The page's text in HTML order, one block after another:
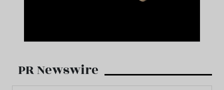
PR Newswire